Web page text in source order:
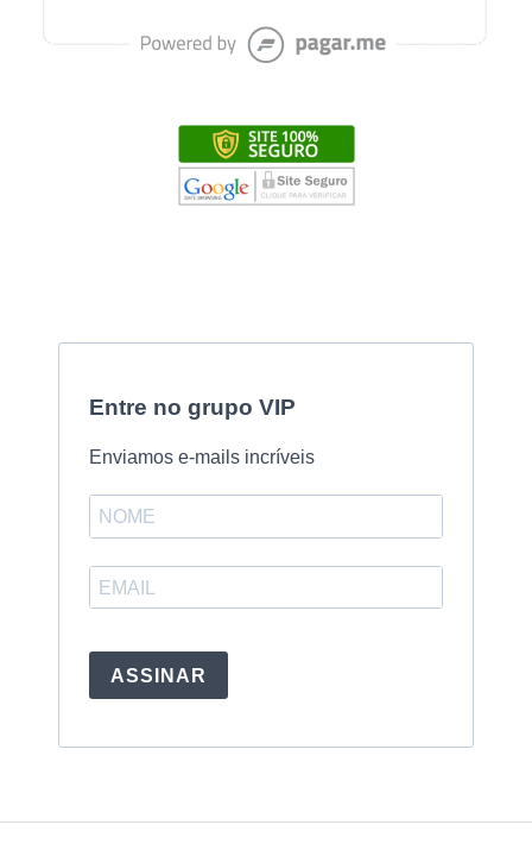
Entre no grupo VIP
Enviamos e-mails incríveis
ASSINAR